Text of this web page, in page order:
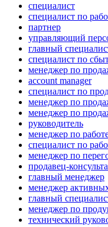
специалист
специалист по
партнер
управляющий
главный
специалист по
менеджер по
account manager
специалист по
менеджер по
менеджер по
руководитель
менеджер по
специалист по
менеджер по
продавец-
главный менеджер
менеджер
главный
менеджер по
технический